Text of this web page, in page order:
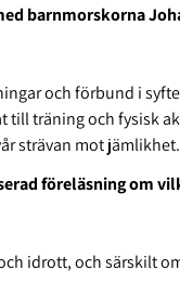
barnmorskorna
och förbund i
träning och fysisk
strävan mot jämlikhet.
föreläsning om
idrott, och särskilt